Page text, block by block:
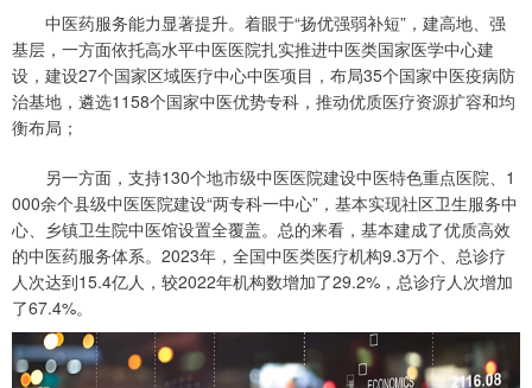
中医药服务能力显著提升。着眼于“扬优强弱补短”，建高地、强
基层，一方面依托高水平中医医院扎实推进中医类国家医学中心建
设，建设27个国家区域医疗中心中医项目，布局35个国家中医疫病防
治基地，遴选1158个国家中医优势专科，推动优质医疗资源扩容和均
衡布局；
另一方面，支持130个地市级中医医院建设中医特色重点医院、1
000余个县级中医医院建设“两专科一中心”，基本实现社区卫生服务中
心、乡镇卫生院中医馆设置全覆盖。总的来看，基本建成了优质高效
的中医药服务体系。2023年，全国中医类医疗机构9.3万个、总诊疗
人次达到15.4亿人，较2022年机构数增加了29.2%，总诊疗人次增加
了67.4%。